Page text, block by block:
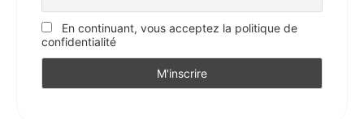
En continuant, vous acceptez la politique de
confidentialité